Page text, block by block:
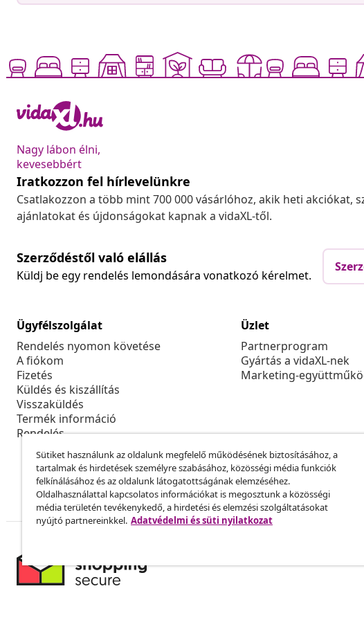
Nagy lábon élni,
kevesebbért
Iratkozzon fel hírlevelünkre
Csatlakozzon a több mint 700 000 vásárlóhoz, akik heti akciókat,
ajánlatokat és újdonságokat kapnak a vidaXL-től.
Szerződéstől való elállás
Küldj be egy rendelés lemondására vonatkozó kérelmet.
Ügyfélszolgálat
Rendelés nyomon követése
A fiókom
Fizetés
Küldés és kiszállítás
Visszaküldés
Termék információ
Rendelés
Üzlet
Partnerprogram
Gyártás a vidaXL-nek
Marketing-
Sütiket használunk az oldalunk megfelelő működésének biztosításához, a
tartalmak és hirdetések személyre szabásához, közösségi média funkciók
felkínálásához és az oldalunk látogatottságának elemzéséhez.
Oldalhasználattal kapcsolatos információkat is megosztunk a közösségi
média területén tevékenykedő, a hirdetési és elemzési szolgáltatásokat
nyújtó partnereinkkel. Adatvédelmi és süti nyilatkozat